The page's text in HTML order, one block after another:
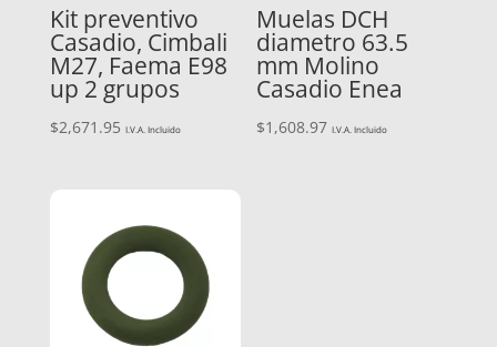
Kit preventivo
Casadio, Cimbali
M27, Faema E98
up 2 grupos
$2,671.95 I.V.A. Incluido
Muelas DCH
diametro 63.5
mm Molino
Casadio Enea
$1,608.97 I.V.A. Incluido